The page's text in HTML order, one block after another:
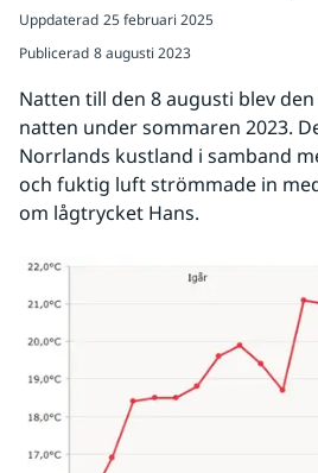
Uppdaterad 25 februari 2025
Publicerad 8 augusti 2023
Natten till den 8 augusti blev
natten under sommaren 2023.
Norrlands kustland i samband
och fuktig luft strömmade in
om lågtrycket Hans.